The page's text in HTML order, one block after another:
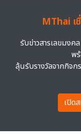
MThai เ
รับข่าวสารเลขมงค
พ
ลุ้นรับรางวัลจากกิจก
เปิด